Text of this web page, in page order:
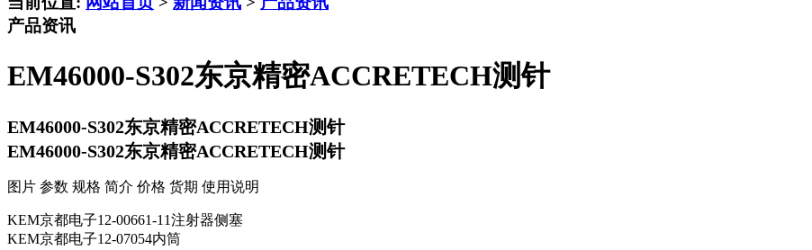
产品资讯
EM46000-S302东京精密ACCRETECH测针
EM46000-S302东京精密ACCRETECH测针
EM46000-S302东京精密ACCRETECH测针
​图片 参数 规格 简介 价格 货期 使用说明
KEM京都电子12-00661-11注射器侧塞
KEM京都电子12-07054内筒